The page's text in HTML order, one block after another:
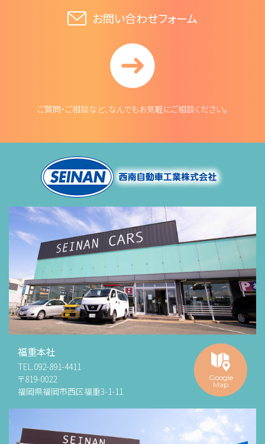
お問い合わせフォーム
ご質問・ご相談など、なんでもお気軽にご相談ください。
福重本社
TEL.092-891-4411
〒819-0022
福岡県福岡市西区福重3-1-11
Google
Map